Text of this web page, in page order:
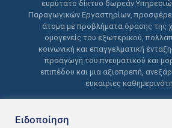
ευρύτατο δίκτυο δωρεάν
Παραγωγικών Εργαστηρίων,
άτομα με προβλήματα όρασης της
ομογενείς του εξωτερικού,
κοινωνική και επαγγελματική
προαγωγή του πνευματικού και
επιπέδου και μια αξιοπρεπή,
ευκαιρίες
Ειδοποίηση